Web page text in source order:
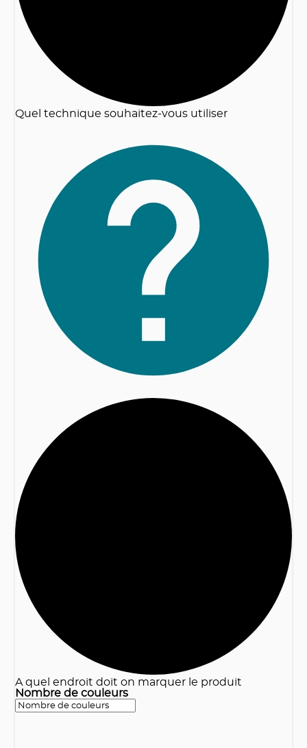
Quel technique souhaitez-vous utiliser
A quel endroit doit on marquer le produit
Nombre de couleurs